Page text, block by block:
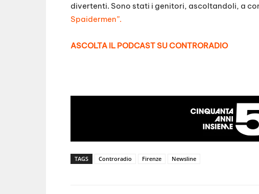
divertenti. Sono stati i genitori, ascoltandoli, a
Spaidermen”.
ASCOLTA IL PODCAST SU CONTRORADIO
TAGS Controradio Firenze Newsline